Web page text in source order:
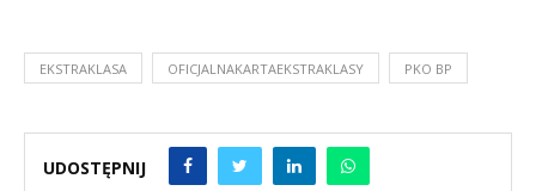
EKSTRAKLASA OFICJALNAKARTAEKSTRAKLASY PKO BP
UDOSTĘPNIJ